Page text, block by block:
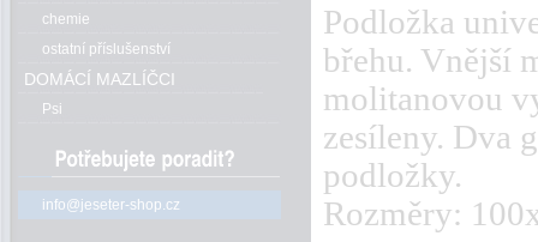
Podložka
břehu. Vnější
molitanovou
zesíleny. Dva
podložky.
Rozměry:
chemie
ostatní příslušenství
DOMÁCÍ MAZLÍČCI
Psi
info@jeseter-shop.cz